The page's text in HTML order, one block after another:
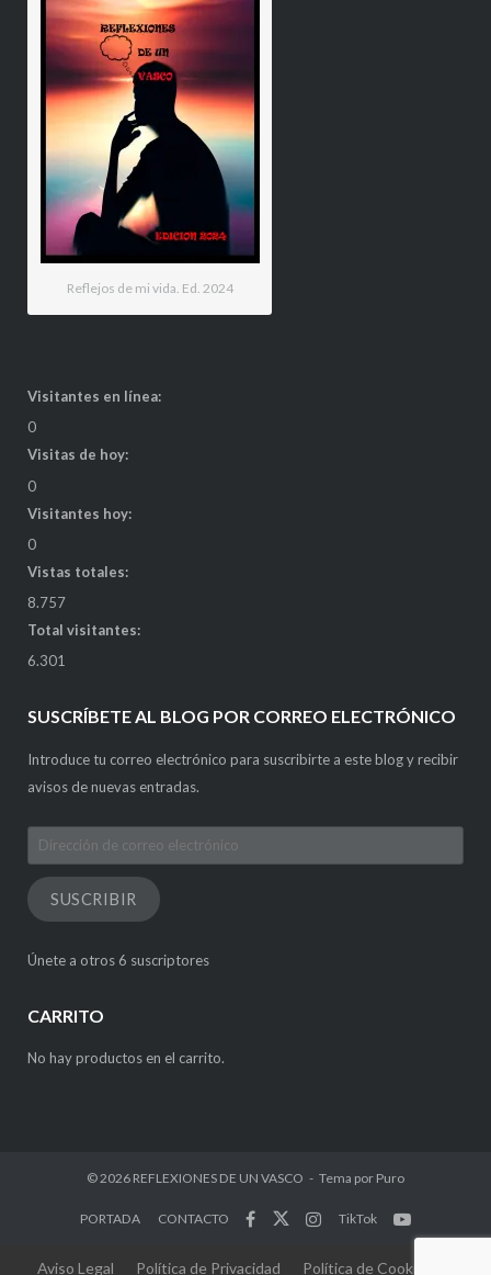
Reflejos de mi vida. Ed. 2024
Visitantes en línea:
0
Visitas de hoy:
0
Visitantes hoy:
0
Vistas totales:
8.757
Total visitantes:
6.301
SUSCRÍBETE AL BLOG POR CORREO ELECTRÓNICO
Introduce tu correo electrónico para suscribirte a este blog y recibir
avisos de nuevas entradas.
Dirección
de
correo
electrónico
SUSCRIBIR
Únete a otros 6 suscriptores
CARRITO
No hay productos en el carrito.
© 2026 REFLEXIONES DE UN VASCO Tema por Puro
PORTADA CONTACTO TikTok
Aviso Legal Política de Privacidad Política de Cookies